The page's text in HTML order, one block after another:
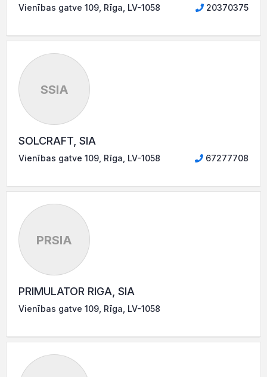
Vienības gatve 109, Rīga, LV-1058 20370375
SSIA
SOLCRAFT, SIA
Vienības gatve 109, Rīga, LV-1058 67277708
PRSIA
PRIMULATOR RIGA, SIA
Vienības gatve 109, Rīga, LV-1058